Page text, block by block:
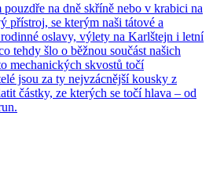
na dně skříně nebo v krabici na
přístroj, se kterým naši tátové a
oslavy, výlety na Karlštejn i letní
tehdy šlo o běžnou součást našich
mechanických skvostů točí
jsou za ty nejvzácnější kousky z
částky, ze kterých se točí hlava – od